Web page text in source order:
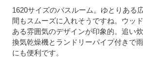
1620サイズのバスルーム。ゆとりある
間もスムーズに入れそうですね。ウッ
ある雰囲気のデザインが印象的。追い
換気乾燥機とランドリーパイプ付きで
にも便利です。